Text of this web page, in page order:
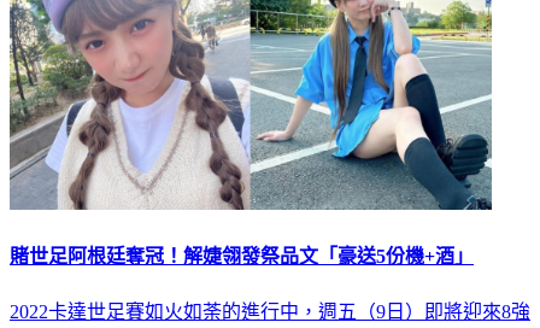
賭世足阿根廷奪冠！解婕翎發祭品文「豪送5份機+酒」
2022卡達世足賽如火如荼的進行中，週五（9日）即將迎來8強